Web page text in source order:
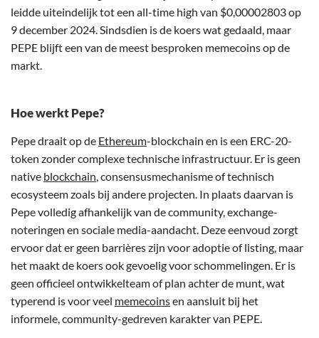
leidde uiteindelijk tot een all-time high van $0,00002803 op
9 december 2024. Sindsdien is de koers wat gedaald, maar
PEPE blijft een van de meest besproken memecoins op de
markt.
Hoe werkt Pepe?
Pepe draait op de Ethereum-blockchain en is een ERC-20-
token zonder complexe technische infrastructuur. Er is geen
native blockchain, consensusmechanisme of technisch
ecosysteem zoals bij andere projecten. In plaats daarvan is
Pepe volledig afhankelijk van de community, exchange-
noteringen en sociale media-aandacht. Deze eenvoud zorgt
ervoor dat er geen barrières zijn voor adoptie of listing, maar
het maakt de koers ook gevoelig voor schommelingen. Er is
geen officieel ontwikkelteam of plan achter de munt, wat
typerend is voor veel memecoinsen aansluit bij het
informele, community-gedreven karakter van PEPE.